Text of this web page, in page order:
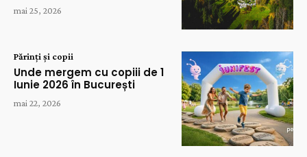
mai 25, 2026
Părinți și copii
Unde mergem cu copiii de 1
Iunie 2026 în București
mai 22, 2026